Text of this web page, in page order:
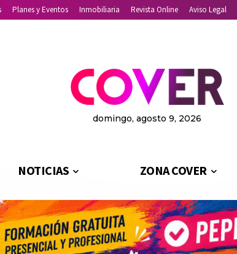
Planes y Eventos Inmobiliaria Revista Online Aviso Legal
domingo, agosto 9, 2026
NOTICIAS ZONA COVER